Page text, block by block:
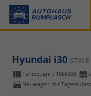
Hyundai i30
Fahrzeugnr.: 1066338
Neuwagen mit